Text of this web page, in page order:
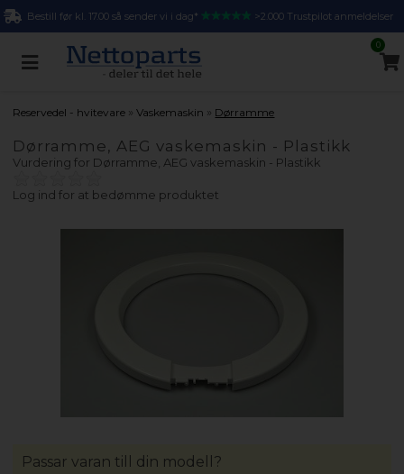
Bestill før kl. 17.00 så sender vi i dag* >2.000 Trustpilot anmeldelser
0
Reservedel - hvitevare »Vaskemaskin » Dørramme
Dørramme, AEG vaskemaskin - Plastikk
Vurdering for Dørramme, AEG vaskemaskin - Plastikk
Log ind for at bedømme produktet
Passar varan till din modell?